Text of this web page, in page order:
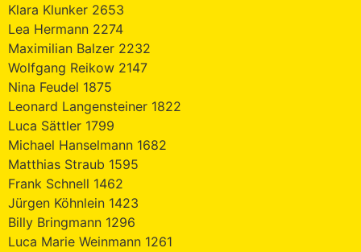
Klara Klunker 2653
Lea Hermann 2274
Maximilian Balzer 2232
Wolfgang Reikow 2147
Nina Feudel 1875
Leonard Langensteiner 1822
Luca Sättler 1799
Michael Hanselmann 1682
Matthias Straub 1595
Frank Schnell 1462
Jürgen Köhnlein 1423
Billy Bringmann 1296
Luca Marie Weinmann 1261